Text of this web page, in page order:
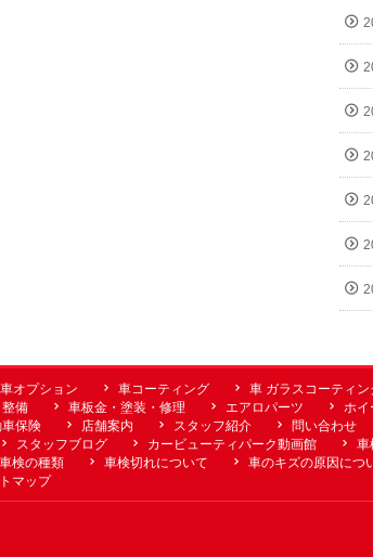
オプション 車コーティング 車 ガラスコーティン
備 車板金・塗装・修理 エアロパーツ
ホ
車保険 店舗案内 スタッフ紹介 問い合わせ
スタッフブログ カービューティパーク動画館 車
車検の種類 車検切れについて 車のキズの原因につ
マップ